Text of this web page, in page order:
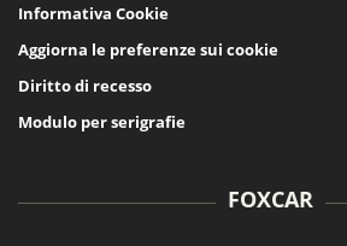
Informativa Cookie
Aggiorna le preferenze sui cookie
Diritto di recesso
Modulo per serigrafie
FOXCAR